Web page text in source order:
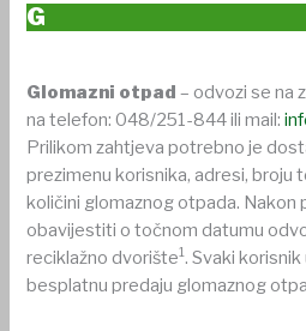
G
Glomazni otpad – odvozi se na
na telefon: 048/251-844 ili mail:
Prilikom zahtjeva potrebno je
prezimenu korisnika, adresi, broju
količini glomaznog otpada. Nakon
obavijestiti o točnom datumu
reciklažno dvorište1. Svaki
besplatnu predaju glomaznog